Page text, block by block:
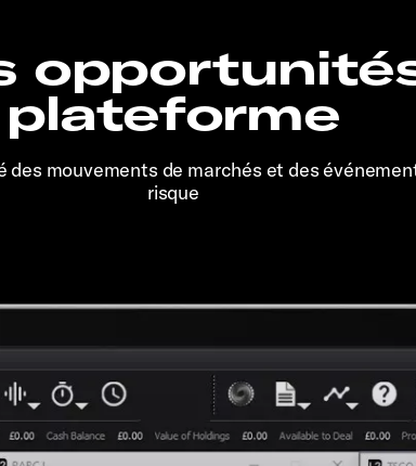
plateforme
mouvements de marchés et des
risque